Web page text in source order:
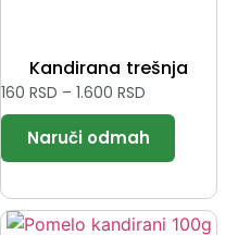
Kandirana trešnja
160 RSD – 1.600 RSD